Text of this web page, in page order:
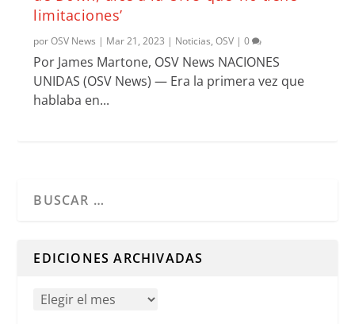
limitaciones’
porOSV News | Mar 21, 2023 | Noticias,OSV |0
Por James Martone, OSV News NACIONES
UNIDAS (OSV News) — Era la primera vez que
hablaba en...
EDICIONES ARCHIVADAS